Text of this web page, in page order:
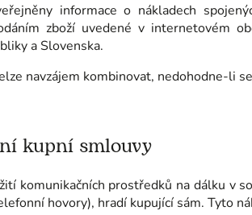
informace o nákladech
zboží uvedené v internetovém
a Slovenska.
navzájem kombinovat, nedohodne-li
kupní smlouvy
komunikačních prostředků na dálku v
hovory), hradí kupující sám. Tyto